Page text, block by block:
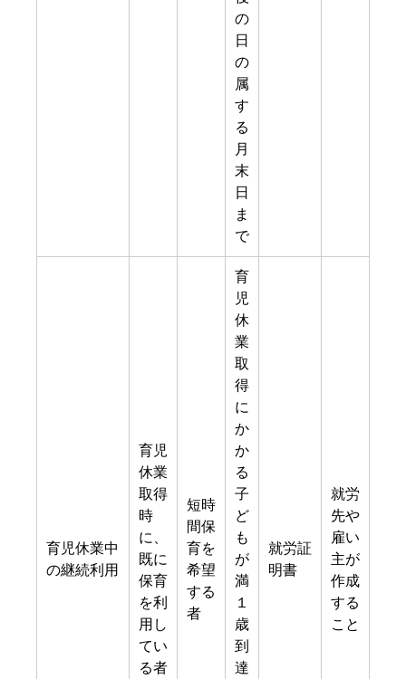
の
日
の
属
す
る
月
末
日
ま
で
育児休業中
の継続利用
育児
休業
取得
時
に、
既に
保育
を利
用し
てい
る者
短時
間保
育を
希望
する
者
育
児
休
業
取
得
に
か
か
る
子
ど
も
が
満
１
歳
到
達
就労証
明書
就労
先や
雇い
主が
作成
する
こと